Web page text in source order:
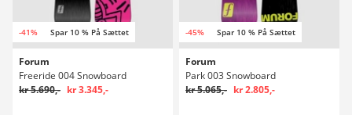
-41% Spar 10 % På Sættet
Forum
Freeride 004 Snowboard
kr 5.690,- kr 3.345,-
-45% Spar 10 % På Sættet
Forum
Park 003 Snowboard
kr 5.065,- kr 2.805,-